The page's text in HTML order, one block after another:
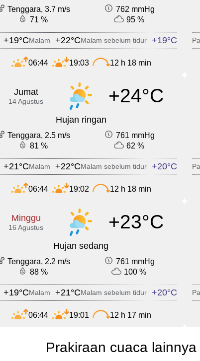
Tenggara, 3.7 m/s
762 mmHg
71 %
95 %
+19°CMalam +22°CMalam sebelum tidur +19°C
06:44 19:03 12 h 18 min
Jumat
14 Agustus +24°C
Hujan ringan
Tenggara, 2.5 m/s
761 mmHg
81 %
62 %
+21°CMalam +22°CMalam sebelum tidur +20°C
06:44 19:02 12 h 18 min
Minggu
16 Agustus +23°C
Hujan sedang
Tenggara, 2.2 m/s
761 mmHg
88 %
100 %
+19°CMalam +21°CMalam sebelum tidur +20°C
06:44 19:01 12 h 17 min
Prakiraan cuaca